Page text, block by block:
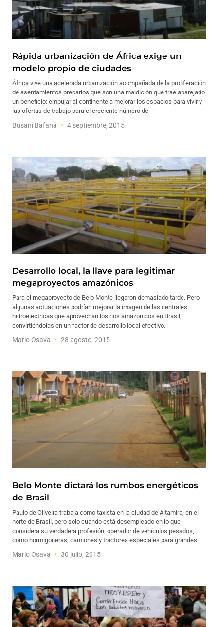
Rápida urbanización de África exige un
modelo propio de ciudades
África vive una acelerada urbanización acompañada de la proliferación
de asentamientos precarios que son una maldición que trae aparejado
un beneficio: empujar al continente a mejorar los espacios para vivir y
las ofertas de trabajo para el creciente número de
Busani Bafana 4 septiembre, 2015
Desarrollo local, la llave para legitimar
megaproyectos amazónicos
Para el megaproyecto de Belo Monte llegaron demasiado tarde. Pero
algunas actuaciones podrían mejorar la imagen de las centrales
hidroeléctricas que aprovechan los ríos amazónicos en Brasil,
convirtiéndolas en un factor de desarrollo local efectivo.
Mario Osava 28 agosto, 2015
Belo Monte dictará los rumbos energéticos
de Brasil
Paulo de Oliveira trabaja como taxista en la ciudad de Altamira, en el
norte de Brasil, pero solo cuando está desempleado en lo que
considera su verdadera profesión, operador de vehículos pesados,
como hormigoneras, camiones y tractores especiales para grandes
Mario Osava 30 julio, 2015